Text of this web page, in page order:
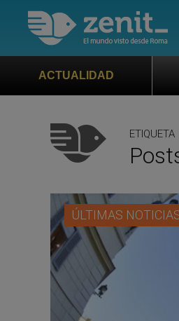
ACTUALIDADHimno oficial
ETIQUETA
ÚLTIMAS